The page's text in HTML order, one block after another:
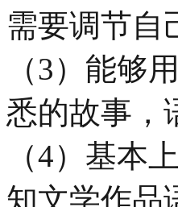
需要调节自
（3）能够
悉的故事，
（4）基本
知文学作品